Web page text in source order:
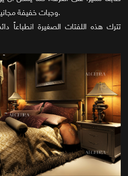
وجبات خفيفة مجانية إلى خلق جو دافئ ومرحب.
تترك هذه اللفتات الصغيرة انطباعاً